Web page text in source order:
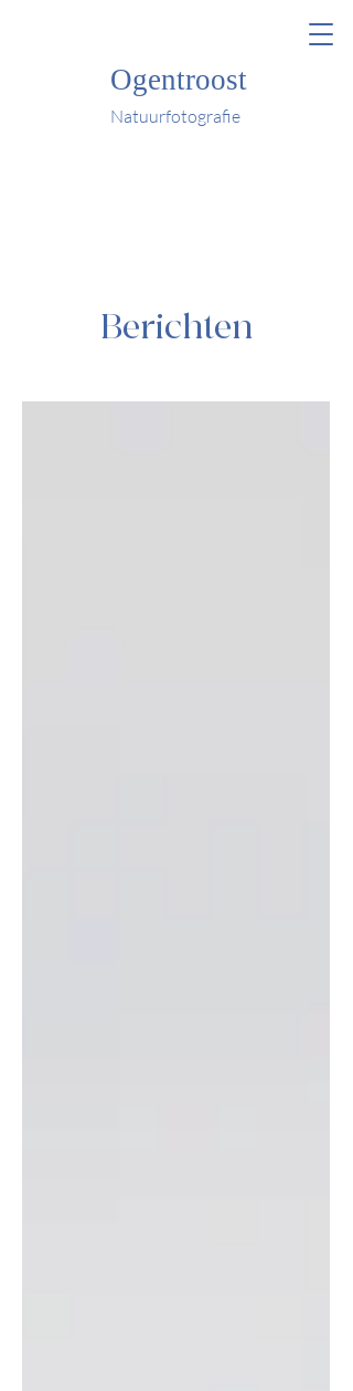
Ogentroost
Natuurfotografie
Berichten